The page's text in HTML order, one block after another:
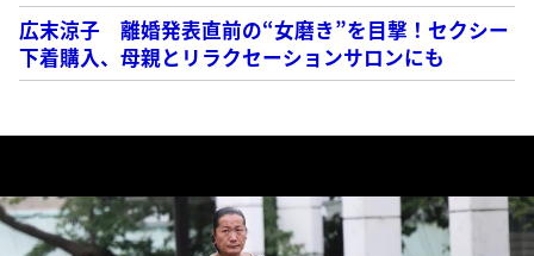
広末涼子 離婚発表直前の“女磨き”を目撃！セクシー
下着購入、母親とリラクセーションサロンにも